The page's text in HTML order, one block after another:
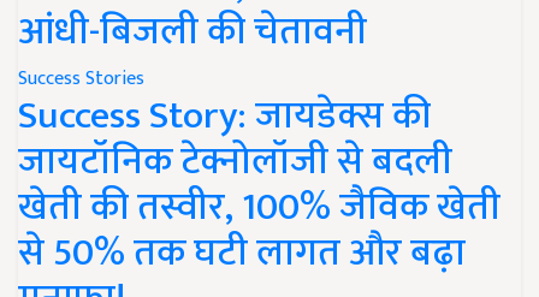
आंधी-बिजली की चेतावनी
Success Stories
Success Story: जायडेक्स की
जायटॉनिक टेक्नोलॉजी से बदली
खेती की तस्वीर, 100% जैविक खेती
से 50% तक घटी लागत और बढ़ा